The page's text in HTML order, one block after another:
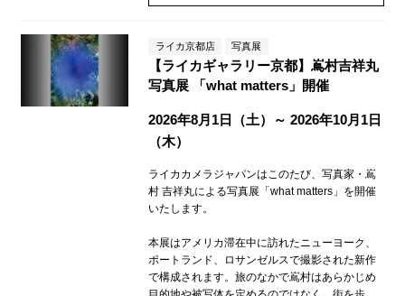
ライカ京都店 写真展
【ライカギャラリー京都】嶌村吉祥丸
写真展 「what matters」開催
2026年8月1日（土）～ 2026年10月1日
（木）
ライカカメラジャパンはこのたび、写真家・嶌
村 吉祥丸による写真展「what matters」を開催
いたします。
本展はアメリカ滞在中に訪れたニューヨーク、
ポートランド、ロサンゼルスで撮影された新作
で構成されます。旅のなかで嶌村はあらかじめ